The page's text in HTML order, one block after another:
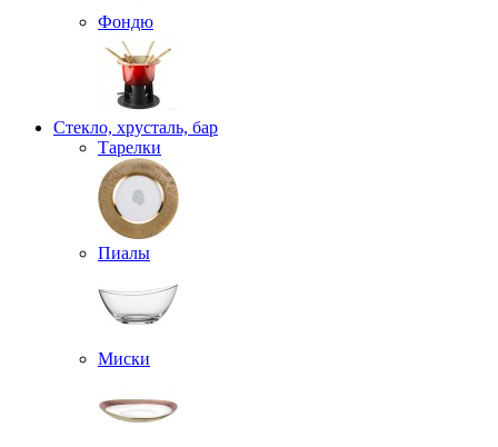
Фондю
Стекло, хрусталь, бар
Тарелки
Пиалы
Миски